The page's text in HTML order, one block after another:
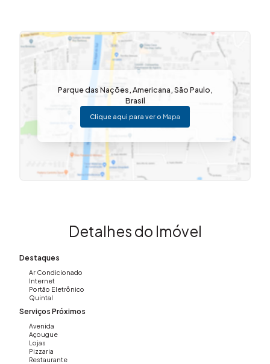
Localizado no bairro Parque das Nações, em
Americana/SP, com fácil acesso às principais avenidas da
cidade e próximo a comércios e serviços.
Aceita financiamento.
Aceita permuta.
Documentação 100%.
Vai perder essa oportunidade?
Chamada para ação:
Gostou desse imóvel? Me liga!
Imovibe Imóveis
Parque das Nações,Americana,São Paulo,
Brasil
Clique aqui para ver o Mapa
Detalhes do Imóvel
Destaques
Ar Condicionado
Internet
Portão Eletrônico
Quintal
Serviços Próximos
Avenida
Açougue
Lojas
Pizzaria
Restaurante